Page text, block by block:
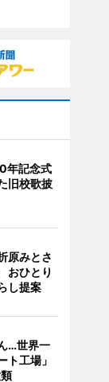
年記念式
旧校歌披
原みとさ
おひとり
し提案
…世界一
ト工場」